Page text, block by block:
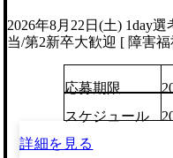
2026年8月22日(土) 1day
当/第2新卒大歓迎 [ 障害
応募期限
スケジュール
詳細を見る